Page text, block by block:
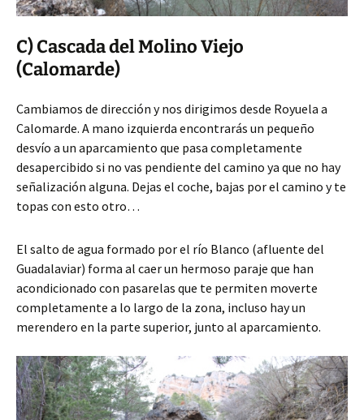
C) Cascada del Molino Viejo
(Calomarde)
Cambiamos de dirección y nos dirigimos desde Royuela a
Calomarde. A mano izquierda encontrarás un pequeño
desvío a un aparcamiento que pasa completamente
desapercibido si no vas pendiente del camino ya que no hay
señalización alguna. Dejas el coche, bajas por el camino y te
topas con esto otro…
El salto de agua formado por el río Blanco (afluente del
Guadalaviar) forma al caer un hermoso paraje que han
acondicionado con pasarelas que te permiten moverte
completamente a lo largo de la zona, incluso hay un
merendero en la parte superior, junto al aparcamiento.